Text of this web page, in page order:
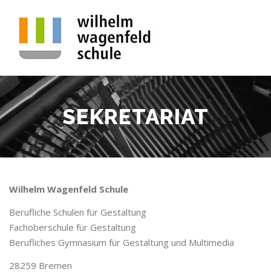
BILDUNGSGÄNGE ALLGEMEINES PROJEKTE
SPENDE STELLENANGEBOTE
SEKRETARIAT
Wilhelm Wagenfeld Schule
Berufliche Schulen für Gestaltung
Fachoberschule für Gestaltung
Berufliches Gymnasium für Gestaltung und Multimedia
28259 Bremen